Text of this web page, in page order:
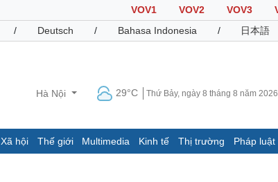
VOV1 VOV2 VOV3
/ Deutsch / Bahasa Indonesia / 日本語
Hà Nội 29°C Thứ Bảy, ngày 8 tháng 8 năm 2026
Xã hội Thế giới Multimedia Kinh tế Thị trường Pháp luật